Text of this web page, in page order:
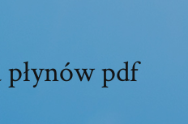
pdf